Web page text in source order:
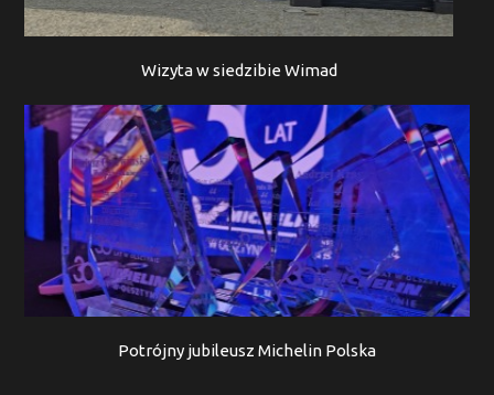
Wizyta w siedzibie Wimad
Potrójny jubileusz Michelin Polska